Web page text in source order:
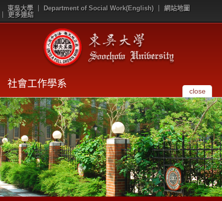
東吳大學 Department of Social Work(English)
網站地圖
更多連結
社會工作學系
close